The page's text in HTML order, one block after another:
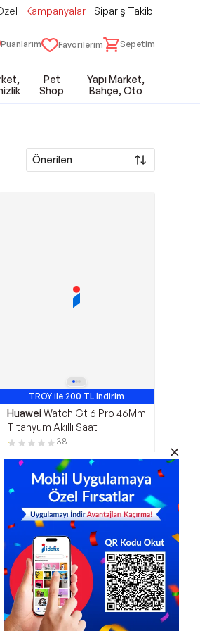
Kampanyalar Sipariş Takibi
Puanlarım Favorilerim Sepetim
Pet
Shop
Yapı Market,
Bahçe, Oto
Önerilen
TROY ile 200 TL İndirim
En Çok Satan 9. Ürün
HuaweiWatch Gt 6 Pro 46Mm
Titanyum Akıllı Saat
38
17.500,00 TL
Sepette16.975,00TL